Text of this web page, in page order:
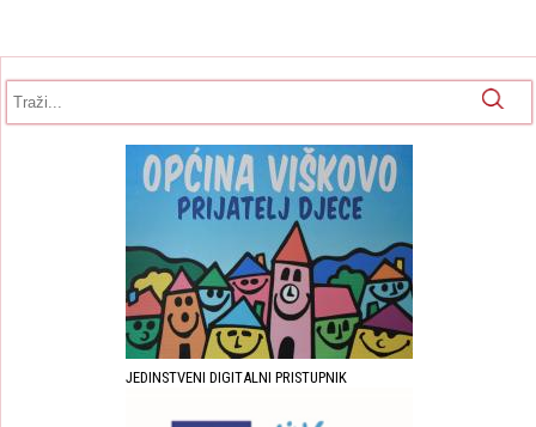
JEDINSTVENI DIGITALNI PRISTUPNIK